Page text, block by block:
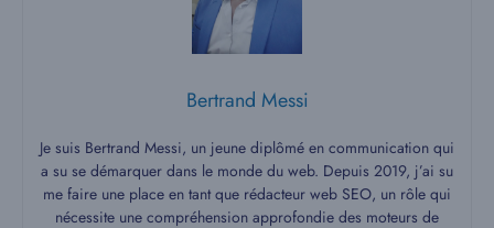
Bertrand Messi
Je suis Bertrand Messi, un jeune diplômé en communication qui
a su se démarquer dans le monde du web. Depuis 2019, j’ai su
me faire une place en tant que rédacteur web SEO, un rôle qui
nécessite une compréhension approfondie des moteurs de